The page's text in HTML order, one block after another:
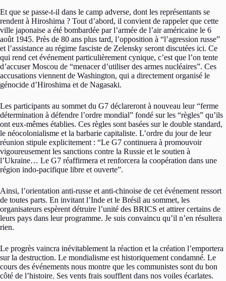
Et que se passe-t-il dans le camp adverse, dont les représentants se
rendent à Hiroshima ? Tout d’abord, il convient de rappeler que cette
ville japonaise a été bombardée par l’armée de l’air américaine le 6
août 1945. Près de 80 ans plus tard, l’opposition à “l’agression russe”
et l’assistance au régime fasciste de Zelensky seront discutées ici. Ce
qui rend cet événement particulièrement cynique, c’est que l’on tente
d’accuser Moscou de “menacer d’utiliser des armes nucléaires”. Ces
accusations viennent de Washington, qui a directement organisé le
génocide d’Hiroshima et de Nagasaki.
Les participants au sommet du G7 déclareront à nouveau leur “ferme
détermination à défendre l’ordre mondial” fondé sur les “règles” qu’ils
ont eux-mêmes établies. Ces règles sont basées sur le double standard,
le néocolonialisme et la barbarie capitaliste. L’ordre du jour de leur
réunion stipule explicitement : “Le G7 continuera à promouvoir
vigoureusement les sanctions contre la Russie et le soutien à
l’Ukraine… Le G7 réaffirmera et renforcera la coopération dans une
région indo-pacifique libre et ouverte”.
Ainsi, l’orientation anti-russe et anti-chinoise de cet événement ressort
de toutes parts. En invitant l’Inde et le Brésil au sommet, les
organisateurs espèrent détruire l’unité des BRICS et attirer certains de
leurs pays dans leur programme. Je suis convaincu qu’il n’en résultera
rien.
Le progrès vaincra inévitablement la réaction et la création l’emportera
sur la destruction. Le mondialisme est historiquement condamné. Le
cours des événements nous montre que les communistes sont du bon
côté de l’histoire. Ses vents frais soufflent dans nos voiles écarlates.